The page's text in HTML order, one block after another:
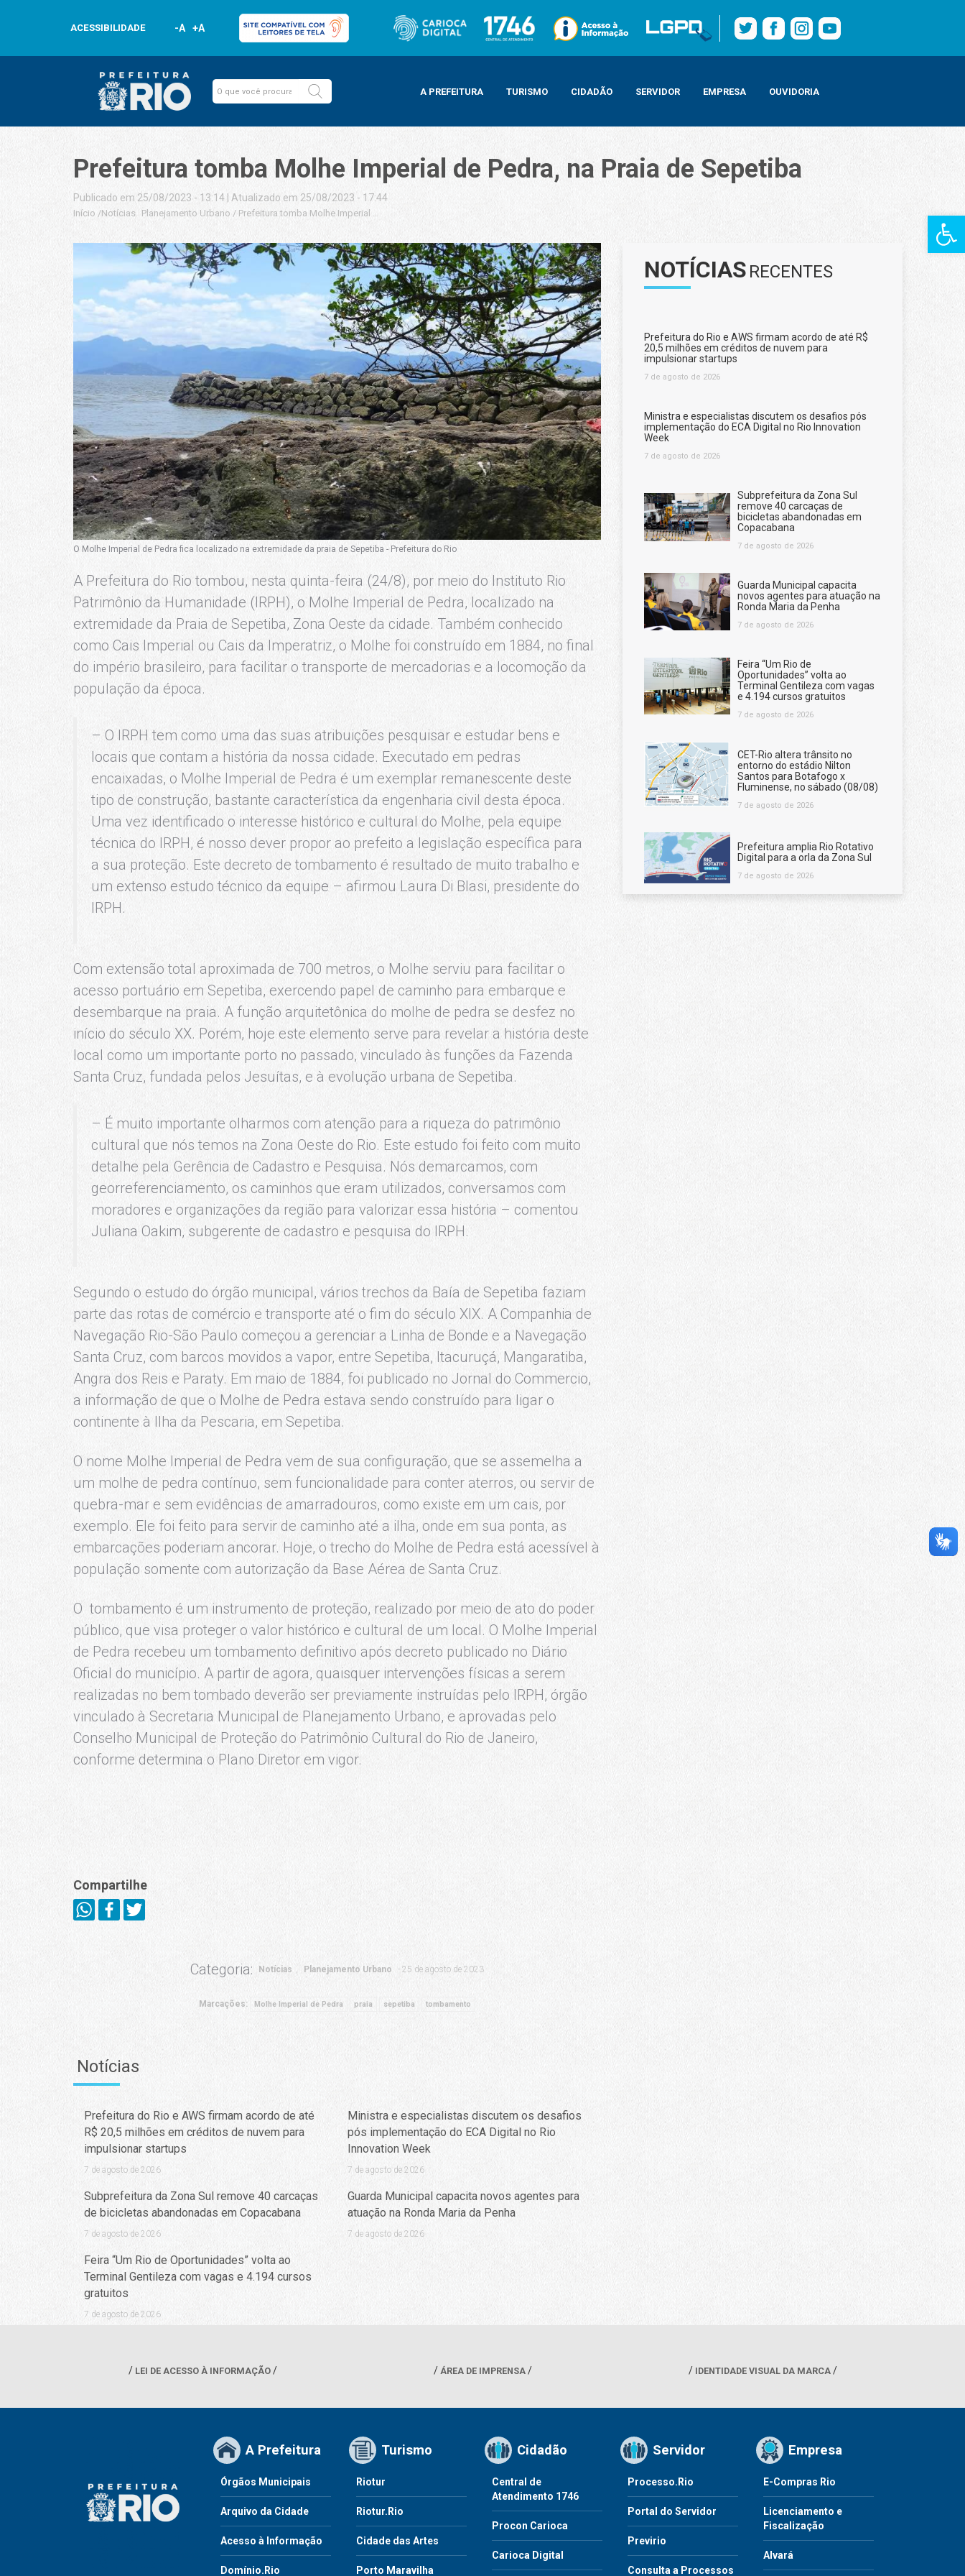
Barra de
ACESSIBILIDADE -A +A
A PREFEITURA TURISMO CIDADÃO SERVIDOR EMPRESA OUVIDORIA
Prefeitura tomba Molhe Imperial de Pedra, na Praia de Sepetiba
Publicado em 25/08/2023 - 13:14 Atualizado em 25/08/2023 - 17:44
Início /Notícias Planejamento Urbano / Prefeitura tomba Molhe Imperial de Pedra, na Praia de Sepetiba
O Molhe Imperial de Pedra fica localizado na extremidade da praia de Sepetiba - Prefeitura do Rio
A Prefeitura do Rio tombou, nesta quinta-feira (24/8), por meio do Instituto Rio
Patrimônio da Humanidade (IRPH), o Molhe Imperial de Pedra, localizado na
extremidade da Praia de Sepetiba, Zona Oeste da cidade. Também conhecido
como Cais Imperial ou Cais da Imperatriz, o Molhe foi construído em 1884, no final
do império brasileiro, para facilitar o transporte de mercadorias e a locomoção da
população da época.
– O IRPH tem como uma das suas atribuições pesquisar e estudar bens e
locais que contam a história da nossa cidade. Executado em pedras
encaixadas, o Molhe Imperial de Pedra é um exemplar remanescente deste
tipo de construção, bastante característica da engenharia civil desta época.
Uma vez identificado o interesse histórico e cultural do Molhe, pela equipe
técnica do IRPH, é nosso dever propor ao prefeito a legislação específica para
a sua proteção. Este decreto de tombamento é resultado de muito trabalho e
um extenso estudo técnico da equipe – afirmou Laura Di Blasi, presidente do
IRPH.
Com extensão total aproximada de 700 metros, o Molhe serviu para facilitar o
acesso portuário em Sepetiba, exercendo papel de caminho para embarque e
desembarque na praia. A função arquitetônica do molhe de pedra se desfez no
início do século XX. Porém, hoje este elemento serve para revelar a história deste
local como um importante porto no passado, vinculado às funções da Fazenda
Santa Cruz, fundada pelos Jesuítas, e à evolução urbana de Sepetiba.
– É muito importante olharmos com atenção para a riqueza do patrimônio
cultural que nós temos na Zona Oeste do Rio. Este estudo foi feito com muito
detalhe pela Gerência de Cadastro e Pesquisa. Nós demarcamos, com
georreferenciamento, os caminhos que eram utilizados, conversamos com
moradores e organizações da região para valorizar essa história – comentou
Juliana Oakim, subgerente de cadastro e pesquisa do IRPH.
Segundo o estudo do órgão municipal, vários trechos da Baía de Sepetiba faziam
parte das rotas de comércio e transporte até o fim do século XIX. A Companhia de
Navegação Rio-São Paulo começou a gerenciar a Linha de Bonde e a Navegação
Santa Cruz, com barcos movidos a vapor, entre Sepetiba, Itacuruçá, Mangaratiba,
Angra dos Reis e Paraty. Em maio de 1884, foi publicado no Jornal do Commercio,
a informação de que o Molhe de Pedra estava sendo construído para ligar o
continente à Ilha da Pescaria, em Sepetiba.
O nome Molhe Imperial de Pedra vem de sua configuração, que se assemelha a
um molhe de pedra contínuo, sem funcionalidade para conter aterros, ou servir de
quebra-mar e sem evidências de amarradouros, como existe em um cais, por
exemplo. Ele foi feito para servir de caminho até a ilha, onde em sua ponta, as
embarcações poderiam ancorar. Hoje, o trecho do Molhe de Pedra está acessível à
população somente com autorização da Base Aérea de Santa Cruz.
O tombamento é um instrumento de proteção, realizado por meio de ato do poder
público, que visa proteger o valor histórico e cultural de um local. O Molhe Imperial
de Pedra recebeu um tombamento definitivo após decreto publicado no Diário
Oficial do município. A partir de agora, quaisquer intervenções físicas a serem
realizadas no bem tombado deverão ser previamente instruídas pelo IRPH, órgão
vinculado à Secretaria Municipal de Planejamento Urbano, e aprovadas pelo
Conselho Municipal de Proteção do Patrimônio Cultural do Rio de Janeiro,
conforme determina o Plano Diretor em vigor.
Compartilhe
Categoria: Notícias Planejamento Urbano 25 de agosto de 2023
Marcações: Molhe Imperial de Pedra praia sepetiba tombamento
Notícias
Prefeitura do Rio e AWS firmam acordo de até
R$ 20,5 milhões em créditos de nuvem para
impulsionar startups
7 de agosto de 2026
Ministra e especialistas discutem os desafios
pós implementação do ECA Digital no Rio
Innovation Week
7 de agosto de 2026
Subprefeitura da Zona Sul remove 40 carcaças
de bicicletas abandonadas em Copacabana
7 de agosto de 2026
Guarda Municipal capacita novos agentes para
atuação na Ronda Maria da Penha
7 de agosto de 2026
Feira “Um Rio de Oportunidades” volta ao
Terminal Gentileza com vagas e 4.194 cursos
gratuitos
7 de agosto de 2026
NOTÍCIAS RECENTES
Prefeitura do Rio e AWS firmam acordo de até R$
20,5 milhões em créditos de nuvem para
impulsionar startups
7 de agosto de 2026
Ministra e especialistas discutem os desafios pós
implementação do ECA Digital no Rio Innovation
Week
7 de agosto de 2026
Subprefeitura da Zona Sul
remove 40 carcaças de
bicicletas abandonadas em
Copacabana
7 de agosto de 2026
Guarda Municipal capacita
novos agentes para atuação na
Ronda Maria da Penha
7 de agosto de 2026
Feira “Um Rio de
Oportunidades” volta ao
Terminal Gentileza com vagas
e 4.194 cursos gratuitos
7 de agosto de 2026
CET-Rio altera trânsito no
entorno do estádio Nilton
Santos para Botafogo x
Fluminense, no sábado (08/08)
7 de agosto de 2026
Prefeitura amplia Rio Rotativo
Digital para a orla da Zona Sul
7 de agosto de 2026
LEI DE ACESSO À INFORMAÇÃO ÁREA DE IMPRENSA IDENTIDADE VISUAL DA MARCA
A Prefeitura
Órgãos Municipais
Arquivo da Cidade
Acesso à Informação
Domínio.Rio
Turismo
Riotur
Riotur.Rio
Cidade das Artes
Porto Maravilha
Cidadão
Central de
Atendimento 1746
Procon Carioca
Carioca Digital
Servidor
Processo.Rio
Portal do Servidor
Previrio
Consulta a Processos
Empresa
E-Compras Rio
Licenciamento e
Fiscalização
Alvará